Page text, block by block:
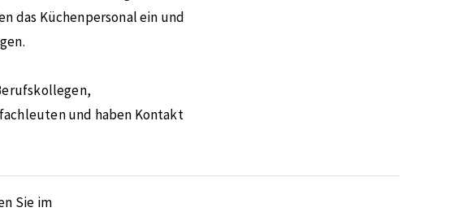
das Küchenpersonal ein und
und haben Kontakt
Sie im